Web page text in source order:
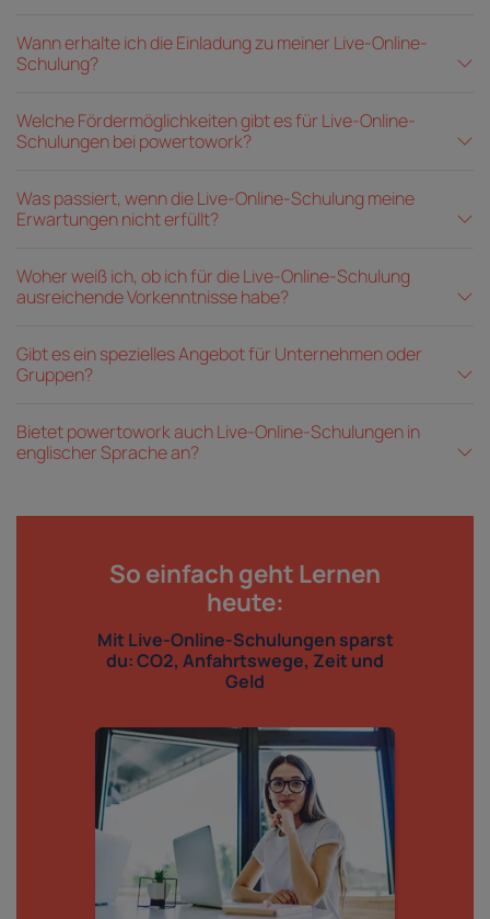
Wann erhalte ich die Einladung zu meiner Live-Online-
Schulung?
Welche Fördermöglichkeiten gibt es für Live-Online-
Schulungen bei powertowork?
Was passiert, wenn die Live-Online-Schulung meine
Erwartungen nicht erfüllt?
Woher weiß ich, ob ich für die Live-Online-Schulung
ausreichende Vorkenntnisse habe?
Gibt es ein spezielles Angebot für Unternehmen oder
Gruppen?
Bietet powertowork auch Live-Online-Schulungen in
englischer Sprache an?
So einfach geht Lernen
heute:
Mit Live-Online-Schulungen sparst
du: CO2, Anfahrtswege, Zeit und
Geld